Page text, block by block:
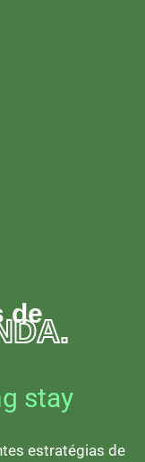
de
stay
estratégias de